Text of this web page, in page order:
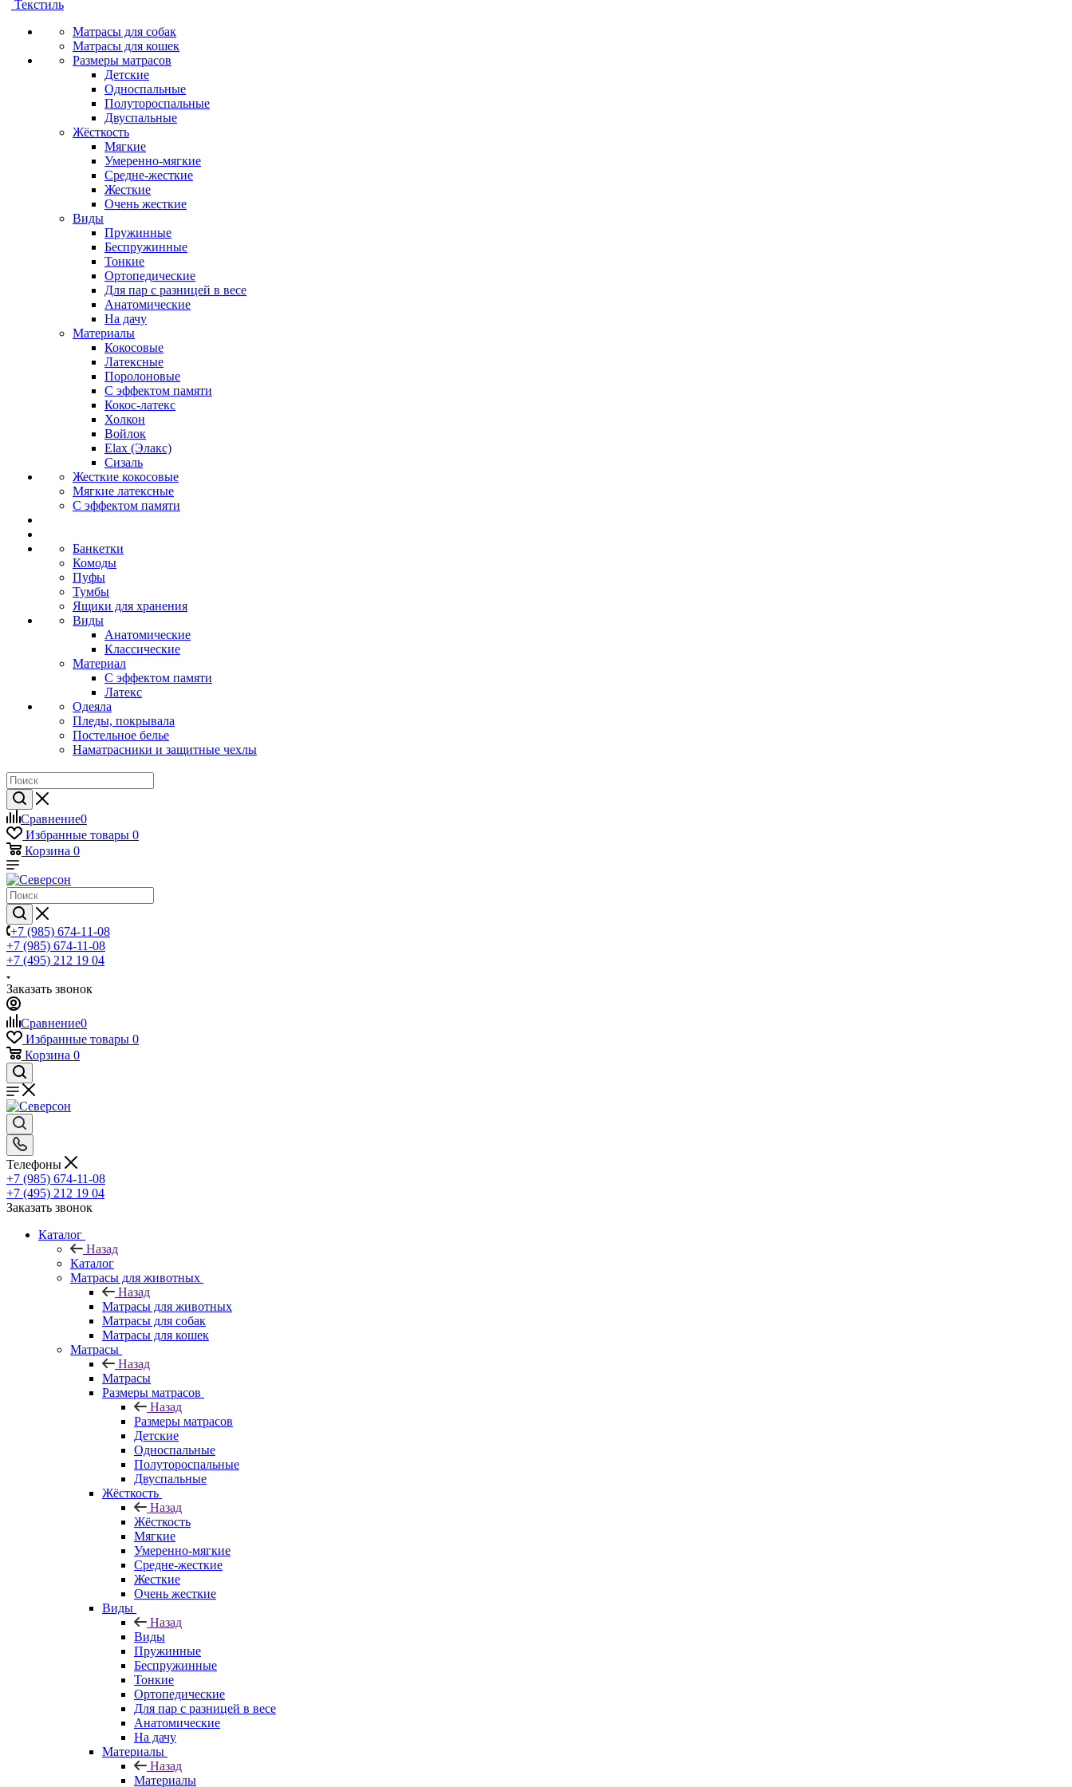
Текстиль
Матрасы для собак
Матрасы для кошек
Размеры матрасов
Детские
Односпальные
Полутороспальные
Двуспальные
Жёсткость
Мягкие
Умеренно-мягкие
Средне-жесткие
Жесткие
Очень жесткие
Виды
Пружинные
Беспружинные
Тонкие
Ортопедические
Для пар с разницей в весе
Анатомические
На дачу
Материалы
Кокосовые
Латексные
Поролоновые
С эффектом памяти
Кокос-латекс
Холкон
Войлок
Elax (Элакс)
Сизаль
Жесткие кокосовые
Мягкие латексные
С эффектом памяти
Банкетки
Комоды
Пуфы
Тумбы
Ящики для хранения
Виды
Анатомические
Классические
Материал
С эффектом памяти
Латекс
Одеяла
Пледы, покрывала
Постельное белье
Наматрасники и защитные чехлы
Сравнение0
Избранные товары 0
Корзина 0
+7 (985) 674-11-08
+7 (985) 674-11-08
+7 (495) 212 19 04
Заказать звонок
Сравнение0
Избранные товары 0
Корзина 0
Телефоны
+7 (985) 674-11-08
+7 (495) 212 19 04
Заказать звонок
Каталог
Назад
Каталог
Матрасы для животных
Назад
Матрасы для животных
Матрасы для собак
Матрасы для кошек
Матрасы
Назад
Матрасы
Размеры матрасов
Назад
Размеры матрасов
Детские
Односпальные
Полутороспальные
Двуспальные
Жёсткость
Назад
Жёсткость
Мягкие
Умеренно-мягкие
Средне-жесткие
Жесткие
Очень жесткие
Виды
Назад
Виды
Пружинные
Беспружинные
Тонкие
Ортопедические
Для пар с разницей в весе
Анатомические
На дачу
Материалы
Назад
Материалы